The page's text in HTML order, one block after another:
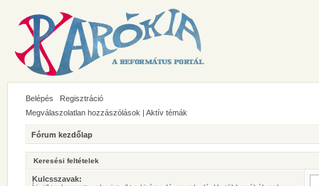
Belépés
Regisztráció
Megválaszolatlan hozzászólások | Aktív témák
Fórum kezdőlap
Keresési feltételek
Kulcsszavak: